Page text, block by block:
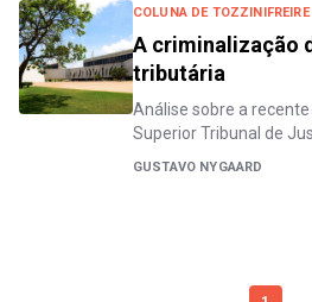
COLUNA DE TOZZINIFREIRE
A criminalização
tributária
Análise sobre a
Superior Tribunal de
GUSTAVO NYGAARD